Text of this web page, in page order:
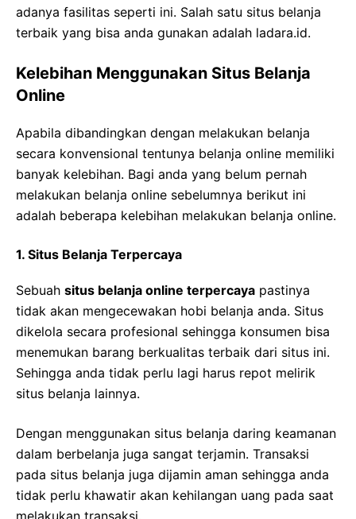
adanya fasilitas seperti ini. Salah satu situs belanja
terbaik yang bisa anda gunakan adalah ladara.id.
Kelebihan Menggunakan Situs Belanja
Online
Apabila dibandingkan dengan melakukan belanja
secara konvensional tentunya belanja online memiliki
banyak kelebihan. Bagi anda yang belum pernah
melakukan belanja online sebelumnya berikut ini
adalah beberapa kelebihan melakukan belanja online.
1. Situs Belanja Terpercaya
Sebuah situs belanja online terpercaya pastinya
tidak akan mengecewakan hobi belanja anda. Situs
dikelola secara profesional sehingga konsumen bisa
menemukan barang berkualitas terbaik dari situs ini.
Sehingga anda tidak perlu lagi harus repot melirik
situs belanja lainnya.
Dengan menggunakan situs belanja daring keamanan
dalam berbelanja juga sangat terjamin. Transaksi
pada situs belanja juga dijamin aman sehingga anda
tidak perlu khawatir akan kehilangan uang pada saat
melakukan transaksi.